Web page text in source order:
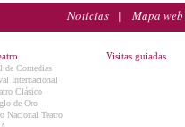
Noticias | Mapa web
de Comedias
Internacional
Clásico
de Oro
Nacional Teatro
Visitas guiadas